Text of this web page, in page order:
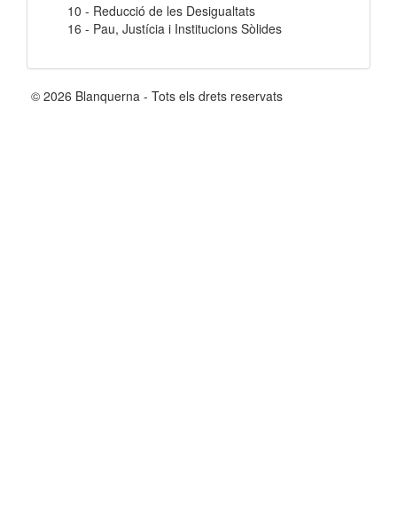
10 - Reducció de les Desigualtats
16 - Pau, Justícia i Institucions Sòlides
© 2026 Blanquerna - Tots els drets reservats